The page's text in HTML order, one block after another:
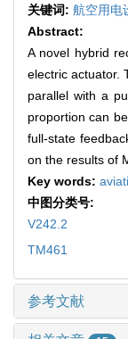
关键词: 航空用电
Abstract:
A novel hybrid
electric actuator.
parallel with a
proportion can
full-state
on the results of
Key words:
中图分类号:
V242.2
TM461
参考文献